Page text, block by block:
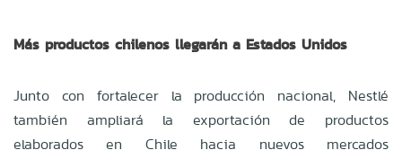
Más productos chilenos llegarán a Estados Unidos
Junto con fortalecer la producción nacional, Nestlé
también ampliará la exportación de productos
elaborados en Chile hacia nuevos mercados